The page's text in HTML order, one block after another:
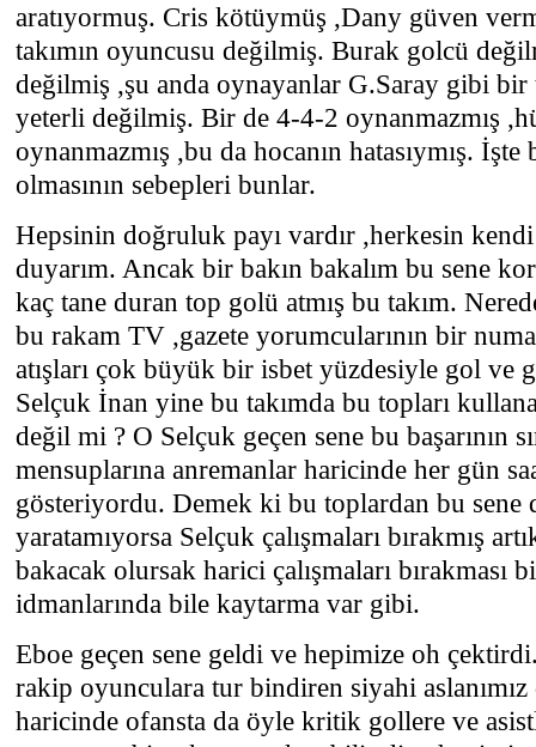
aratıyormuş. Cris kötüymüş ,Dany güven
takımın oyuncusu değilmiş. Burak golcü
değilmiş ,şu anda oynayanlar G.Saray gibi bir
yeterli değilmiş. Bir de 4-4-2 oynanmazmış
oynanmazmış ,bu da hocanın hatasıymış.
olmasının sebepleri bunlar.
Hepsinin doğruluk payı vardır ,herkesin
duyarım. Ancak bir bakın bakalım bu sene
kaç tane duran top golü atmış bu takım.
bu rakam TV ,gazete yorumcularının bir
atışları çok büyük bir isbet yüzdesiyle gol ve
Selçuk İnan yine bu takımda bu topları
değil mi ? O Selçuk geçen sene bu başarının
mensuplarına anremanlar haricinde her gün
gösteriyordu. Demek ki bu toplardan bu
yaratamıyorsa Selçuk çalışmaları bırakmış
bakacak olursak harici çalışmaları bırakması
idmanlarında bile kaytarma var gibi.
Eboe geçen sene geldi ve hepimize oh
rakip oyunculara tur bindiren siyahi
haricinde ofansta da öyle kritik gollere ve